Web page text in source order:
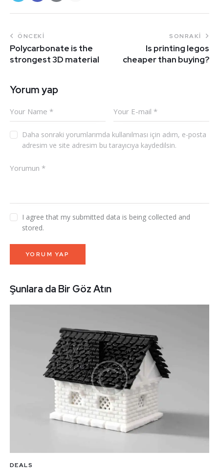
ÖNCEKI
Polycarbonate is the
strongest 3D material
SONRAKI
Is printing legos
cheaper than buying?
Yorum yap
Daha sonraki yorumlarımda kullanılması için adım, e-posta
adresim ve site adresim bu tarayıcıya kaydedilsin.
I agree that my submitted data is being collected and
stored.
Şunlara da Bir Göz Atın
DEALS